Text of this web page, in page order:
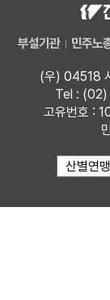
부설기관 민주노
(우) 04518
Tel :
고유번호 :